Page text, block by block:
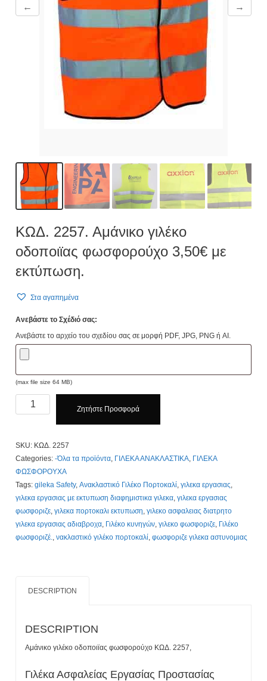
← →
ΚΩΔ. 2257. Αμάνικο γιλέκο
οδοποιϊας φωσφορούχο 3,50€ με
εκτύπωση.
Στα αγαπημένα
Ανεβάστε το Σχέδιό σας:
Ανεβάστε το αρχείο του σχεδίου σας σε μορφή PDF, JPG, PNG ή AI.
(max file size 64 MB)
ΚΩΔ.
2257.
Ζητήστε Προσφορά
SKU: ΚΩΔ. 2257
Categories:-Όλα τα προϊόντα ΓΙΛΕΚΑ ΑΝΑΚΛΑΣΤΙΚΑ ΓΙΛΕΚΑ
ΦΩΣΦΟΡΟΥΧΑ
Tags:gileka Safety,Ανακλαστικό Γιλέκο Πορτοκαλί ,γιλεκα εργασιας
γιλεκα εργασιας με εκτυπωση διαφημιστικα γιλεκα ,γιλεκα εργασιας
φωσφοριζε ,γιλεκα πορτοκαλι εκτυπωση ,γιλεκο ασφαλειας διατρητο
γιλεκα εργασιας αδιαβροχα Γιλέκο κυνηγών ,γιλεκο φωσφοριζε Γιλέκο
φωσφοριζέ.
,νακλαστικό γιλέκο πορτοκαλί ,φωσφοριζε γιλεκα αστυνομιας
DESCRIPTION
DESCRIPTION
Αμάνικο γιλέκο οδοποιϊας φωσφορούχο ΚΩΔ. 2257,
Γιλέκα Ασφαλείας Εργασίας Προστασίας